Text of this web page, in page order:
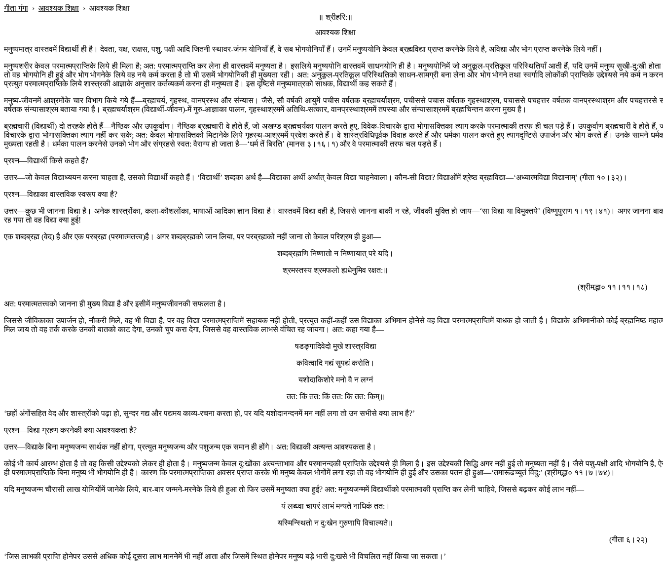
गीता गंगा › आवश्यक शिक्षा › आवश्यक शिक्षा
॥ श्रीहरि:॥
आवश्यक शिक्षा
मनुष्यमात्र वास्तवमें विद्यार्थी ही है। देवता, यक्ष, राक्षस, पशु, पक्षी आदि जितनी स्थावर-जंगम योनियाँ हैं, वे सब भोगयोनियाँ हैं। उनमें मनुष्ययोनि केवल ब्रह्मविद्या प्राप्त करनेके लिये है, अविद्या और भोग प्राप्त करनेके लिये नहीं।
मनुष्यशरीर केवल परमात्मप्राप्तिके लिये ही मिला है; अत: परमात्मप्राप्ति कर लेना ही वास्तवमें मनुष्यता है। इसलिये मनुष्ययोनि वास्तवमें साधनयोनि ही है। मनुष्ययोनिमें जो अनुकूल-प्रतिकूल परिस्थितियाँ आती हैं, यदि उनमें मनुष्य सुखी-दु:खी होता
तो वह भोगयोनि ही हुई और भोग भोगनेके लिये वह नये कर्म करता है तो भी उसमें भोगयोनिकी ही मुख्यता रही। अत: अनुकूल-प्रतिकूल परिस्थितिको साधन-सामग्री बना लेना और भोग भोगने तथा स्वर्गादि लोकोंकी प्राप्तिके उद्देश्यसे नये कर्म न
प्रत्युत परमात्मप्राप्तिके लिये शास्त्रकी आज्ञाके अनुसार कर्तव्यकर्म करना ही मनुष्यता है। इस दृष्टिसे मनुष्यमात्रको साधक, विद्यार्थी कह सकते हैं।
मनुष्य-जीवनमें आश्रमोंके चार विभाग किये गये हैं—ब्रह्मचर्य, गृहस्थ, वानप्रस्थ और संन्यास। जैसे, सौ वर्षकी आयुमें पचीस वर्षतक ब्रह्मचर्याश्रम, पचीससे पचास वर्षतक गृहस्थाश्रम, पचाससे पचहत्तर वर्षतक वानप्रस्थाश्रम और पचहत्तरसे
वर्षतक संन्यासाश्रम बताया गया है। ब्रह्मचर्याश्रम (विद्यार्थी-जीवन)-में गुरु-आज्ञाका पालन, गृहस्थाश्रममें अतिथि-सत्कार, वानप्रस्थाश्रममें तपस्या और संन्यासाश्रममें ब्रह्मचिन्तन करना मुख्य है।
ब्रह्मचारी (विद्यार्थी) दो तरहके होते हैं—नैष्ठिक और उपकुर्वाण। नैष्ठिक ब्रह्मचारी वे होते हैं, जो अखण्ड ब्रह्मचर्यका पालन करते हुए, विवेक-विचारके द्वारा भोगासक्तिका त्याग करके परमात्माकी तरफ ही चल पड़े हैं। उपकुर्वाण ब्रह्मचारी वे होते हैं,
विचारके द्वारा भोगासक्तिका त्याग नहीं कर सके; अत: केवल भोगासक्तिको मिटानेके लिये गृहस्थ-आश्रममें प्रवेश करते हैं। वे शास्त्रविधिपूर्वक विवाह करते हैं और धर्मका पालन करते हुए त्यागदृष्टिसे उपार्जन और भोग करते हैं। उनके सामने
मुख्यता रहती है। धर्मका पालन करनेसे उनको भोग और संग्रहसे स्वत: वैराग्य हो जाता है—‘धर्म तें बिरति’ (मानस ३।१६।१) और वे परमात्माकी तरफ चल पड़ते हैं।
प्रश्न—विद्यार्थी किसे कहते हैं?
उत्तर—जो केवल विद्याध्ययन करना चाहता है, उसको विद्यार्थी कहते हैं। ‘विद्यार्थी’ शब्दका अर्थ है—विद्याका अर्थी अर्थात् केवल विद्या चाहनेवाला। कौन-सी विद्या? विद्याओंमें श्रेष्ठ ब्रह्मविद्या—‘अध्यात्मविद्या विद्यानाम्’ (गीता १०।३२)।
प्रश्न—विद्याका वास्तविक स्वरूप क्या है?
उत्तर—कुछ भी जानना विद्या है। अनेक शास्त्रोंका, कला-कौशलोंका, भाषाओं आदिका ज्ञान विद्या है। वास्तवमें विद्या वही है, जिससे जानना बाकी न रहे, जीवकी मुक्ति हो जाय—‘सा विद्या या विमुक्तये’ (विष्णुपुराण १।१९।४१)। अगर जानना
रह गया तो वह विद्या क्या हुई!
एक शब्दब्रह्म (वेद) है और एक परब्रह्म (परमात्मतत्त्व)है। अगर शब्दब्रह्मको जान लिया, पर परब्रह्मको नहीं जाना तो केवल परिश्रम ही हुआ—
शब्दब्रह्मणि निष्णातो न निष्णायात् परे यदि।
श्रमस्तस्य श्रमफलो ह्यधेनुमिव रक्षत:॥
(श्रीमद्भा० ११।११।१८)
अत: परमात्मतत्त्वको जानना ही मुख्य विद्या है और इसीमें मनुष्यजीवनकी सफलता है।
जिससे जीविकाका उपार्जन हो, नौकरी मिले, वह भी विद्या है, पर वह विद्या परमात्मप्राप्तिमें सहायक नहीं होती, प्रत्युत कहीं-कहीं उस विद्याका अभिमान होनेसे वह विद्या परमात्मप्राप्तिमें बाधक हो जाती है। विद्याके अभिमानीको कोई ब्रह्मनिष्ठ
मिल जाय तो वह तर्क करके उनकी बातको काट देगा, उनको चुप करा देगा, जिससे वह वास्तविक लाभसे वंचित रह जायगा। अत: कहा गया है—
षडङ्गादिवेदो मुखे शास्त्रविद्या
कवित्वादि गद्यं सुपद्यं करोति।
यशोदाकिशोरे मनो वै न लग्नं
तत: किं तत: किं तत: किं तत: किम्॥
‘छहों अंगोंसहित वेद और शास्त्रोंको पढ़ा हो, सुन्दर गद्य और पद्यमय काव्य-रचना करता हो, पर यदि यशोदानन्दनमें मन नहीं लगा तो उन सभीसे क्या लाभ है?’
प्रश्न—विद्या ग्रहण करनेकी क्या आवश्यकता है?
उत्तर—विद्याके बिना मनुष्यजन्म सार्थक नहीं होगा, प्रत्युत मनुष्यजन्म और पशुजन्म एक समान ही होंगे। अत: विद्याकी अत्यन्त आवश्यकता है।
कोई भी कार्य आरम्भ होता है तो वह किसी उद्देश्यको लेकर ही होता है। मनुष्यजन्म केवल दु:खोंका अत्यन्ताभाव और परमानन्दकी प्राप्तिके उद्देश्यसे ही मिला है। इस उद्देश्यकी सिद्धि अगर नहीं हुई तो मनुष्यता नहीं है। जैसे पशु-पक्षी आदि भोगयोनि है,
ही परमात्मप्राप्तिके बिना मनुष्य भी भोगयोनि ही है। कारण कि परमात्मप्राप्तिका अवसर प्राप्त करके भी मनुष्य केवल भोगोंमें लगा रहा तो वह भोगयोनि ही हुई और उसका पतन ही हुआ—‘तमारूढच्युतं विदु:’ (श्रीमद्भा० ११।७।७४)।
यदि मनुष्यजन्म चौरासी लाख योनियोंमें जानेके लिये, बार-बार जन्मने-मरनेके लिये ही हुआ तो फिर उसमें मनुष्यता क्या हुई? अत: मनुष्यजन्ममें विद्यार्थीको परमात्माकी प्राप्ति कर लेनी चाहिये, जिससे बढ़कर कोई लाभ नहीं—
यं लब्ध्वा चापरं लाभं मन्यते नाधिकं तत:।
यस्मिन्स्थितो न दु:खेन गुरुणापि विचाल्यते॥
(गीता ६।२२)
‘जिस लाभकी प्राप्ति होनेपर उससे अधिक कोई दूसरा लाभ माननेमें भी नहीं आता और जिसमें स्थित होनेपर मनुष्य बड़े भारी दु:खसे भी विचलित नहीं किया जा सकता।’